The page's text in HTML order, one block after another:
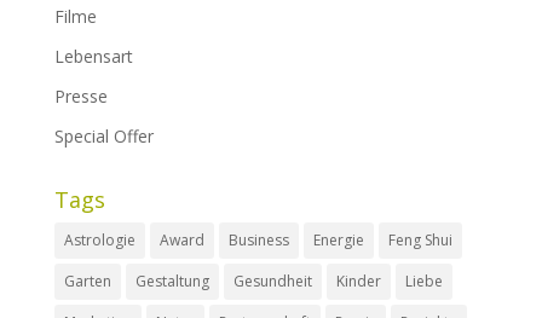
Filme
Lebensart
Presse
Special Offer
Tags
Astrologie Award Business Energie
Feng Shui
Garten
Gestaltung Gesundheit Kinder
Liebe